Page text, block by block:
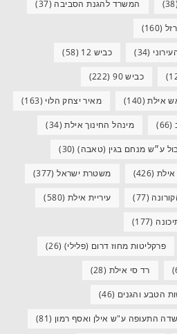
(38) המשרד להגנת הסביבה (37)
(160)
(34) כביש 12 (58)
כביש 90 (222)
אילת(140) מאיר יצחק הלוי (163)
(66) מינהל החינוך אילת(34)
ע״ש מנחם בגין (טאבה)(30)
(426) משטרת ישראל(377)
(77) עיריית אילת (580)
(177)
פרקליטות מחוז דרום (פלילי) (26)
רד סי אילת (28)
הטבע והגנים (46)
שדה התעופה ע"ש אילן ואסף רמון (81)